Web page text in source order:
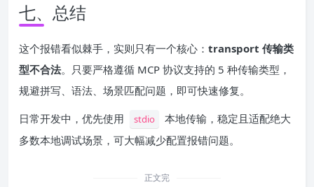
七、总结
这个报错看似棘手，实则只有一个核心： transport 传输类
型不合法。只要严格遵循 MCP 协议支持的 5 种传输类型，
规避拼写、语法、场景匹配问题，即可快速修复。
日常开发中，优先使用
stdio
本地传输，稳定且适配绝大
多数本地调试场景，可大幅减少配置报错问题。
正文完